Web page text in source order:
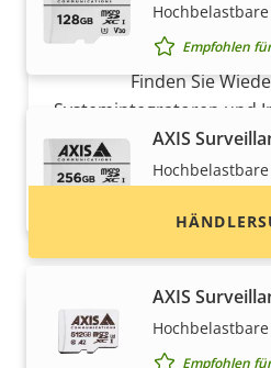
Empfohlen
AXIS
AXIS
Empfohlen
Möchten Sie Axis
Finden Sie
Systemintegratoren und
Produkten und